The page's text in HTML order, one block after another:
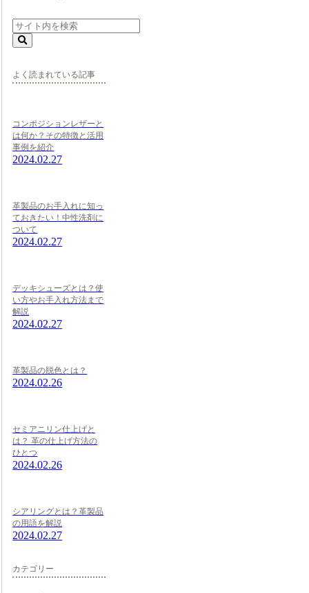
よく読まれている記事
コンポジションレザーと
は何か？その特徴と活用
事例を紹介
2024.02.27
革製品のお手入れに知っ
ておきたい！中性洗剤に
ついて
2024.02.27
デッキシューズとは？使
い方やお手入れ方法まで
解説
2024.02.27
革製品の脱色とは？
2024.02.26
セミアニリン仕上げと
は？ 革の仕上げ方法の
ひとつ
2024.02.26
シアリングとは？革製品
の用語を解説
2024.02.27
カテゴリー